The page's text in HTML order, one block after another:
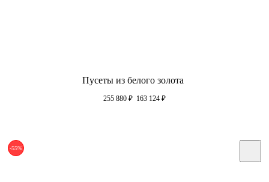
Пусеты из белого золота
255 880 ₽ 163 124 ₽
-55%